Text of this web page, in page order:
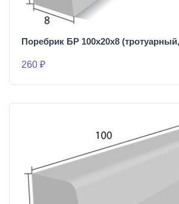
Поребрик БР 100х20х8
260 ₽